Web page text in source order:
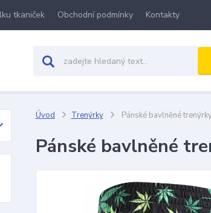
tkaniček Obchodní podmínky Kontakty
Úvod Trenýrky Pánské bavlněné
Pánské bavlněné